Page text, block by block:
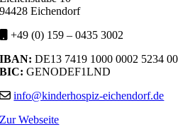
94428 Eichendorf
+49 (0) 159 – 0435 3002
IBAN:DE13 7419 1000 0002 5234 00
BIC:GENODEF1LND
info@kinderhospiz-eichendorf.de
Zur Webseite